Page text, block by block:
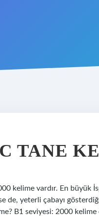
TANE
kelime vardır. En büyük
de, yeterli çabayı
B1 seviyesi: 2000